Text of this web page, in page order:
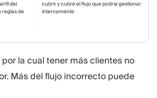
del
reglas de
cubrir y cubre el flujo que podría gestionar
internamente
por la cual tener más clientes no
Más del flujo incorrecto puede